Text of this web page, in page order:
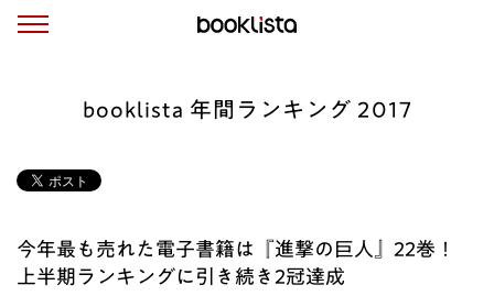
booklista 年間ランキング 2017
今年最も売れた電子書籍は『進撃の巨人』22巻！
上半期ランキングに引き続き2冠達成